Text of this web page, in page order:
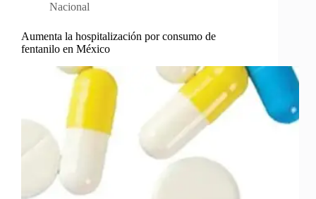
Nacional
Aumenta la hospitalización por consumo de
fentanilo en México